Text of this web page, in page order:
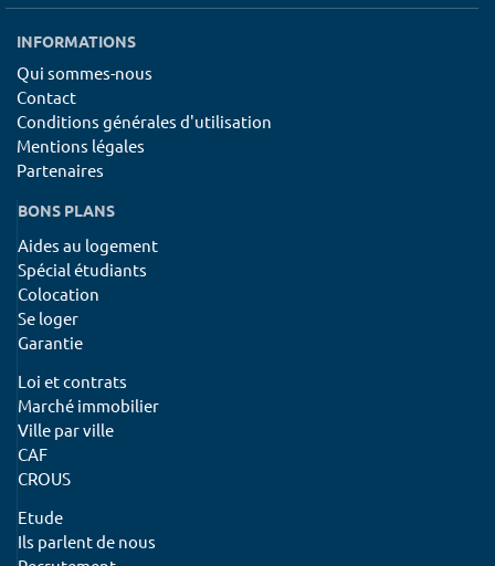
INFORMATIONS
Qui sommes-nous
Contact
Conditions générales d'utilisation
Mentions légales
Partenaires
BONS PLANS
Aides au logement
Spécial étudiants
Colocation
Se loger
Garantie
Loi et contrats
Marché immobilier
Ville par ville
CAF
CROUS
Etude
Ils parlent de nous